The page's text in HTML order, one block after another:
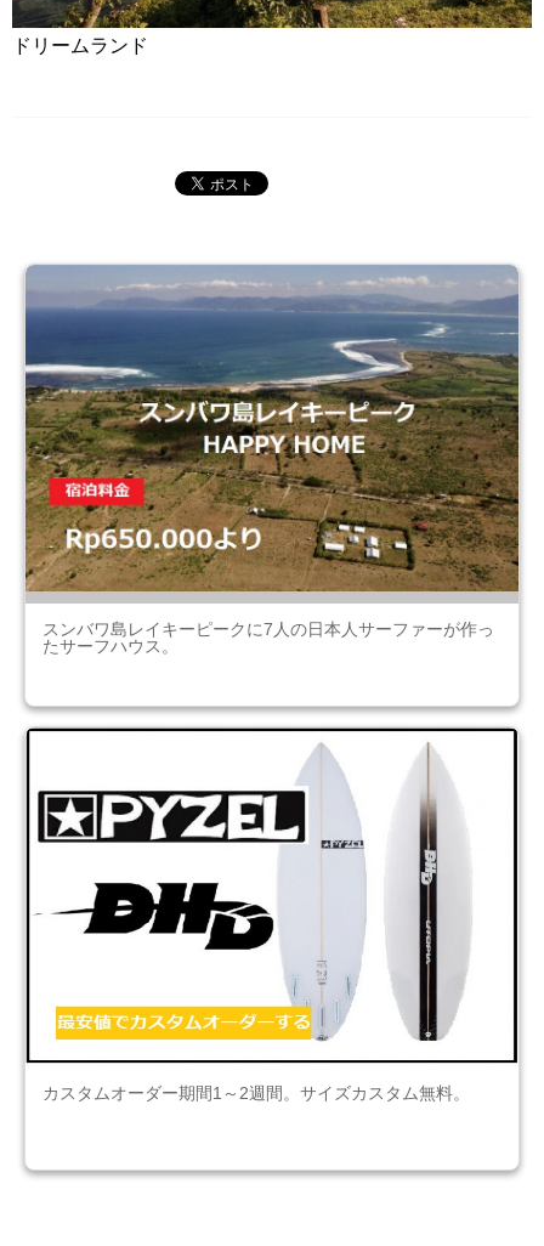
ドリームランド
スンバワ島レイキーピークに7人の日本人サーファーが作っ
たサーフハウス。
カスタムオーダー期間1～2週間。サイズカスタム無料。